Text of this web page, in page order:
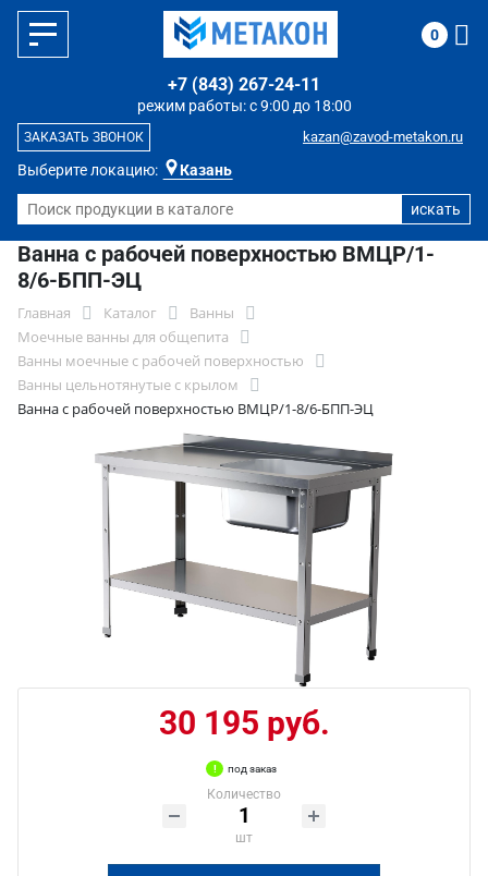
Выберите локацию: Казань
режим работы: с 9:00 до 18:00
+7 (843) 267-24-11
kazan@zavod-metakon.ru
ЗАКАЗАТЬ ЗВОНОК
0
Ванна с рабочей поверхностью ВМЦР/1-
8/6-БПП-ЭЦ
Главная Каталог
Ванны
Моечные ванны для общепита
Ванны моечные с рабочей поверхностью
Ванны цельнотянутые с крылом
Ванна с рабочей поверхностью ВМЦР/1-8/6-БПП-ЭЦ
30 195 руб.
под заказ
Количество
шт